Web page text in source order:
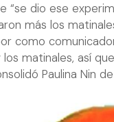
“se dio ese
más los
como
matinales, así
Paulina Nin de